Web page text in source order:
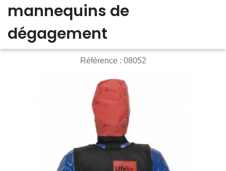
mannequins de
dégagement
Référence : 08052